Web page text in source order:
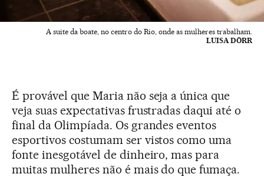
A suite da boate, no centro do Rio, onde as mulheres trabalham.
LUISA DÖRR
É provável que Maria não seja a única que
veja suas expectativas frustradas daqui até o
final da Olimpíada. Os grandes eventos
esportivos costumam ser vistos como uma
fonte inesgotável de dinheiro, mas para
muitas mulheres não é mais do que fumaça.